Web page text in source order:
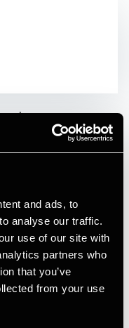
and ads, to
analyse our traffic.
use of our site with
partners who
that you’ve
from your use
vendt tilbage til
sige, at
fonde og
senest 6
udløb.
den 30.
dermed ved
med